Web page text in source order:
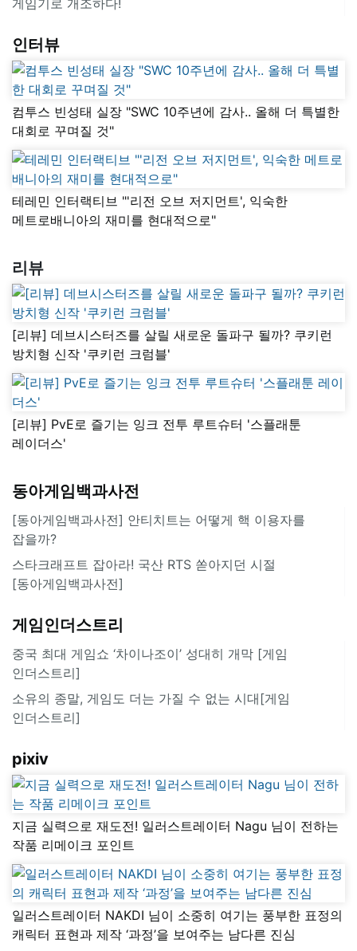
인터뷰
컴투스 빈성태 실장 "SWC 10주년에 감사.. 올해 더 특별한
대회로 꾸며질 것"
테레민 인터랙티브 "'리전 오브 저지먼트', 익숙한
메트로배니아의 재미를 현대적으로"
리뷰
[리뷰] 데브시스터즈를 살릴 새로운 돌파구 될까? 쿠키런
방치형 신작 '쿠키런 크럼블'
[리뷰] PvE로 즐기는 잉크 전투 루트슈터 '스플래툰
레이더스'
동아게임백과사전
[동아게임백과사전] 안티치트는 어떻게 핵 이용자를
잡을까?
스타크래프트 잡아라! 국산 RTS 쏟아지던 시절
[동아게임백과사전]
게임인더스트리
중국 최대 게임쇼 ‘차이나조이’ 성대히 개막 [게임
인더스트리]
소유의 종말, 게임도 더는 가질 수 없는 시대[게임
인더스트리]
pixiv
지금 실력으로 재도전! 일러스트레이터 Nagu 님이 전하는
작품 리메이크 포인트
일러스트레이터 NAKDI 님이 소중히 여기는 풍부한 표정의
캐릭터 표현과 제작 ‘과정’을 보여주는 남다른 진심